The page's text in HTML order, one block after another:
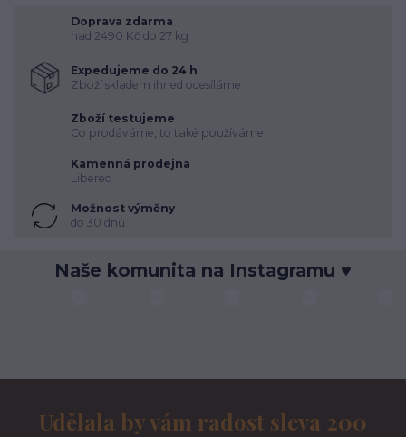
Doprava zdarma
nad 2490 Kč do 27 kg
Expedujeme do 24 h
Zboží skladem ihned odesíláme
Zboží testujeme
Co prodáváme, to také používáme
Kamenná prodejna
Liberec
Možnost výměny
do 30 dnů
Naše komunita na Instagramu ♥
Udělala by vám radost sleva 200